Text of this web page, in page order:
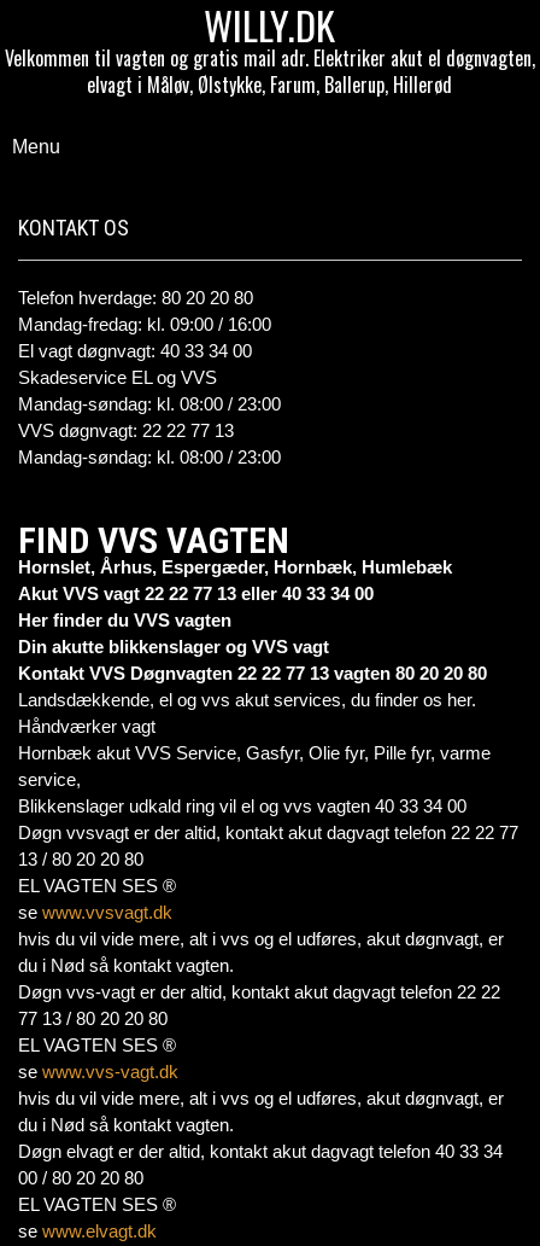
WILLY.DK
Velkommen til vagten og gratis mail adr. Elektriker akut el døgnvagten,
elvagt i Måløv, Ølstykke, Farum, Ballerup, Hillerød
Menu
KONTAKT OS
Telefon hverdage: 80 20 20 80
Mandag-fredag: kl. 09:00 / 16:00
El vagt døgnvagt: 40 33 34 00
Skadeservice EL og VVS
Mandag-søndag: kl. 08:00 / 23:00
VVS døgnvagt: 22 22 77 13
Mandag-søndag: kl. 08:00 / 23:00
FIND VVS VAGTEN
Hornslet, Århus, Espergæder, Hornbæk, Humlebæk
Akut VVS vagt 22 22 77 13 eller 40 33 34 00
Her finder du VVS vagten
Din akutte blikkenslager og VVS vagt
Kontakt VVS Døgnvagten 22 22 77 13 vagten 80 20 20 80
Landsdækkende, el og vvs akut services, du finder os her.
Håndværker vagt
Hornbæk akut VVS Service, Gasfyr, Olie fyr, Pille fyr, varme
service,
Blikkenslager udkald ring vil el og vvs vagten 40 33 34 00
Døgn vvsvagt er der altid, kontakt akut dagvagt telefon 22 22 77
13 / 80 20 20 80
EL VAGTEN SES ®
se www.vvsvagt.dk
hvis du vil vide mere, alt i vvs og el udføres, akut døgnvagt, er
du i Nød så kontakt vagten.
Døgn vvs-vagt er der altid, kontakt akut dagvagt telefon 22 22
77 13 / 80 20 20 80
EL VAGTEN SES ®
se www.vvs-vagt.dk
hvis du vil vide mere, alt i vvs og el udføres, akut døgnvagt, er
du i Nød så kontakt vagten.
Døgn elvagt er der altid, kontakt akut dagvagt telefon 40 33 34
00 / 80 20 20 80
EL VAGTEN SES ®
se www.elvagt.dk